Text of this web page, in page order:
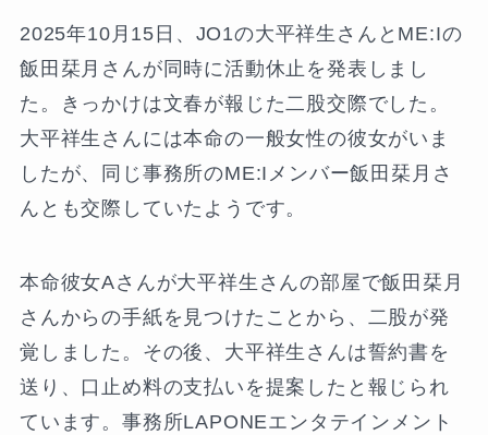
2025年10月15日、JO1の大平祥生さんとME:Iの
飯田栞月さんが同時に活動休止を発表しまし
た。きっかけは文春が報じた二股交際でした。
大平祥生さんには本命の一般女性の彼女がいま
したが、同じ事務所のME:Iメンバー飯田栞月さ
んとも交際していたようです。
本命彼女Aさんが大平祥生さんの部屋で飯田栞月
さんからの手紙を見つけたことから、二股が発
覚しました。その後、大平祥生さんは誓約書を
送り、口止め料の支払いを提案したと報じられ
ています。事務所LAPONEエンタテインメント